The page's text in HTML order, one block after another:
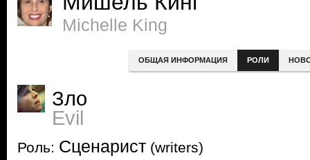
Michelle King
ОБЩАЯ ИНФОРМАЦИЯ РОЛИ
Зло
Evil
Роль: Сценарист (writers)